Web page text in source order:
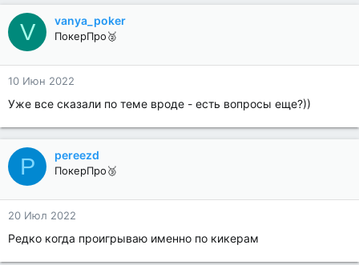
V vanya_poker
ПокерПро🥈
10 Июн 2022
Уже все сказали по теме вроде - есть вопросы еще?))
P pereezd
ПокерПро🥉
20 Июл 2022
Редко когда проигрываю именно по кикерам